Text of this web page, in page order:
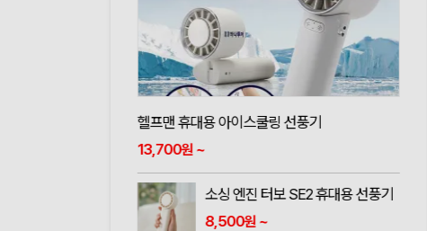
헬프맨 휴대용 아이스쿨링 선풍기
13,700원~
소싱 엔진 터보 SE2 휴대용 선풍기
8,500원~